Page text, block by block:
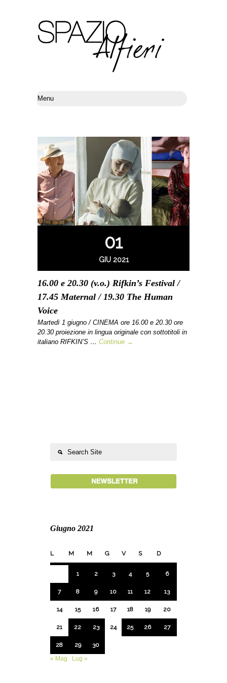
01
GIU 2021
16.00 e 20.30 (v.o.) Rifkin’s Festival /
17.45 Maternal / 19.30 The Human
Voice
Martedì 1 giugno / CINEMA ore 16.00 e 20.30 ore
20.30 proiezione in lingua originale con sottotitoli in
italiano RIFKIN’S … Continue →
Giugno 2021
L M M G V S D
1 2 3 4 5 6
7 8 9 10 11 12 13
14 15 16 17 18 19 20
21 22 23 24 25 26 27
28 29
30
« Mag
Lug »